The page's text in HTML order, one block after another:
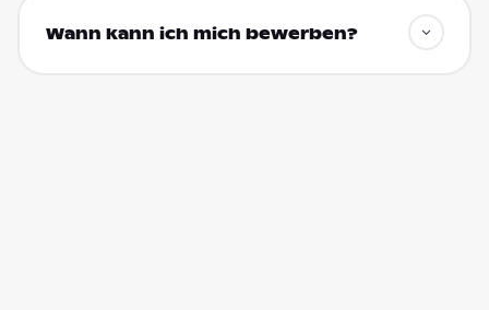
Wann kann ich mich bewerben?